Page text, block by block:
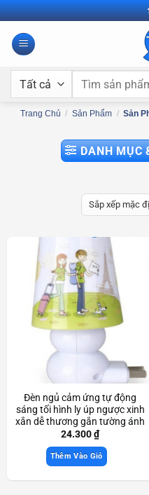
Bỏ
qua
nội
Tìm
Trang Chủ / Sản Phẩm / Sản
DANH MỤC
Đèn ngủ cảm ứng tự động
sáng tối hình ly úp ngược xinh
xắn dễ thương gắn tường ánh
sáng dịu nhẹ Scd3336
24.300₫
Thêm Vào Giỏ